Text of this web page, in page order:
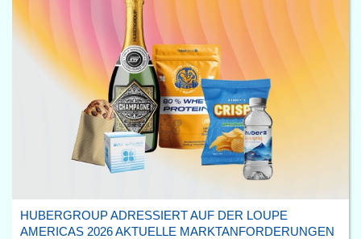
HUBERGROUP ADRESSIERT AUF DER LOUPE
AMERICAS 2026 AKTUELLE MARKTANFORDERUNGEN